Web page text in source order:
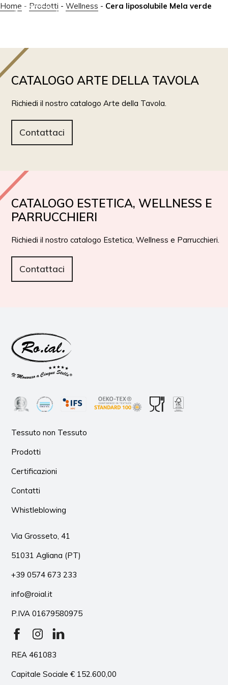
Home - Prodotti - Wellness - Cera liposolubile Mela verde
CATALOGO ARTE DELLA TAVOLA
Richiedi il nostro catalogo Arte della Tavola.
Contattaci
CATALOGO ESTETICA, WELLNESS E
PARRUCCHIERI
Richiedi il nostro catalogo Estetica, Wellness e Parrucchieri.
Contattaci
Via Grosseto, 41
51031 Agliana (PT)
+39 0574 673 233
info@roial.it
P.IVA 01679580975
REA 461083
Capitale Sociale € 152.600,00
Tessuto non Tessuto
Prodotti
Certificazioni
Contatti
Whistleblowing